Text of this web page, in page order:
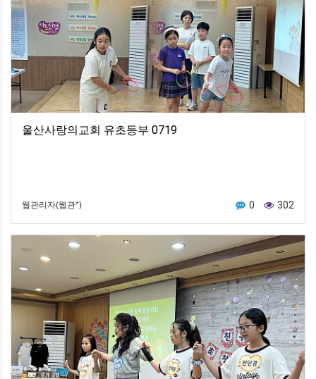
울산사랑의교회 유초등부 0719
웹관리자(웹관*) 0 302